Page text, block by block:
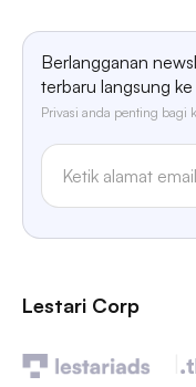
Berlangganan
terbaru langsung
Privasi anda penting bagi
Lestari Corp